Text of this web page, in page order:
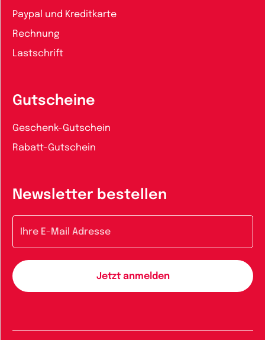
Paypal und Kreditkarte
Rechnung
Lastschrift
Gutscheine
Geschenk-Gutschein
Rabatt-Gutschein
Newsletter bestellen